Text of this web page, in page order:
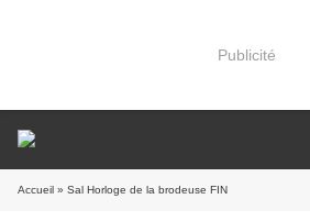
Publicité
Accueil » Sal Horloge de la brodeuse FIN